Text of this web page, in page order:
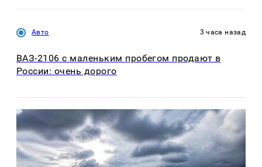
Авто 3 часа назад
ВАЗ-2106 с маленьким пробегом продают в
России: очень дорого